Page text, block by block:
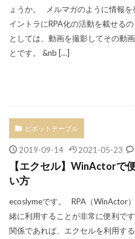
ょうか。 メルマガのように情報
イントラにRPA化の活動を載せる
としては、動画を撮影してその動
とです。 &nb […]
ピボットテーブル
2019-09-14 2021-05-23
【エクセル】WinActorで
い方
ecoslymeです。 RPA（WinActor
緒に利用することが非常に便利で
関係であれば、エクセルを利用す